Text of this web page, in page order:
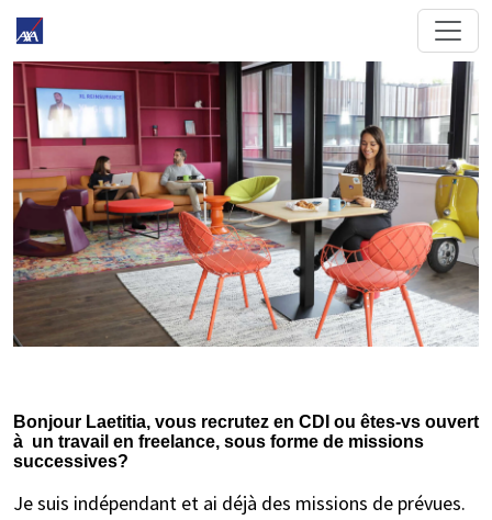
Bonjour Laetitia, vous recrutez en CDI ou êtes-vs ouvert
à un travail en freelance, sous forme de missions
successives?
Je suis indépendant et ai déjà des missions de prévues.